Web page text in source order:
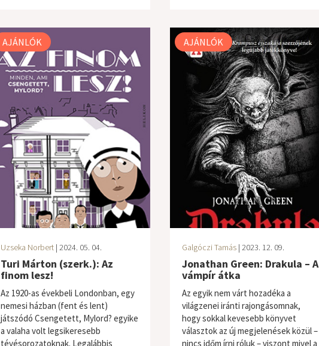
AJÁNLÓK
Uzseka Norbert| 2024. 05. 04.
Turi Márton (szerk.): Az
finom lesz!
Az 1920-as évekbeli Londonban, egy
nemesi házban (fent és lent)
játszódó Csengetett, Mylord? egyike
a valaha volt legsikeresebb
tévésorozatoknak. Legalábbis
AJÁNLÓK
Galgóczi Tamás| 2023. 12. 09.
Jonathan Green: Drakula – A
vámpír átka
Az egyik nem várt hozadéka a
világzenei iránti rajongásomnak,
hogy sokkal kevesebb könyvet
választok az új megjelenések közül –
nincs időm írni róluk – viszont mivel a